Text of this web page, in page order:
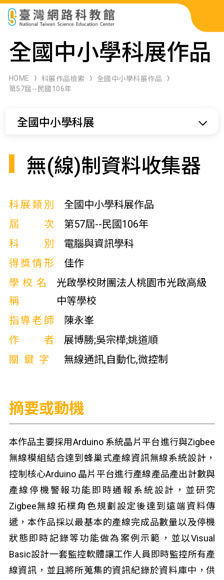
科展作品檢索
科學研習月刊
全國中小學科展作品
HOME 科展作品檢索
全國中小學科展作品
第57屆--民國106年
全國中小學科展
無(線)制資料收集器
科展類別
全國中小學科展作品
屆次
第57屆--民國106年
科別
電腦與資訊學科
得獎情形
佳作
學校名
稱
光啟學校財團法人桃園市光啟高級
中等學校
指導老師
陳永峯
作者
展博勝;吳宗樺;姚道順
關鍵字
無線通訊,自動化,微控制
摘要或動機
本作品主要採用Arduino 系統晶片平台進行與Zigbee
無線模組結合達到蜂巢式產線資訊無線系統設計，
控制核心Arduino 晶片平台進行產線產品產出計數與
產線停機警報功能即時通報系統設計，並研究
Zigbee無線拓樸角色規劃設定後達到遠端資料傳
遞，本作品採以最基本的產線完成品數量以及停機
狀態即時記錄等功能做為案例示範，並以Visual
Basic設計一套監控軟體讓工作人員即時監控所有產
線資訊，並且將所蒐集的資訊紀錄於資料庫中，供